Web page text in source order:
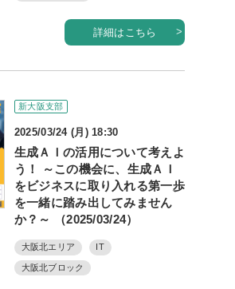
コラム
ニュース
1251
央区農人橋2丁目-1-30 谷町八木ビル4F
詳細はこちら
新大阪支部
2025/03/24 (月) 18:30
生成ＡＩの活用について考えよ
う！ ～この機会に、生成ＡＩ
をビジネスに取り入れる第一歩
を一緒に踏み出してみません
か？～ （2025/03/24）
大阪北エリア IT
大阪北ブロック